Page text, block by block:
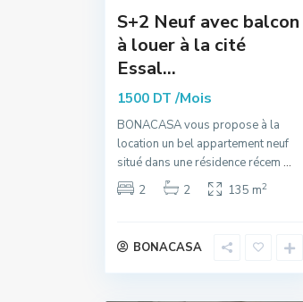
S+2 Neuf avec balcon
à louer à la cité
Essal...
1500 DT /Mois
BONACASA vous propose à la
location un bel appartement neuf
situé dans une résidence récem ...
2
2 135 m2
BONACASA